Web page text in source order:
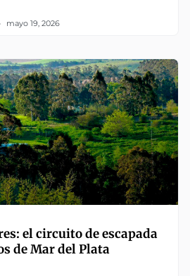
mayo 19, 2026
el circuito de escapada
de Mar del Plata